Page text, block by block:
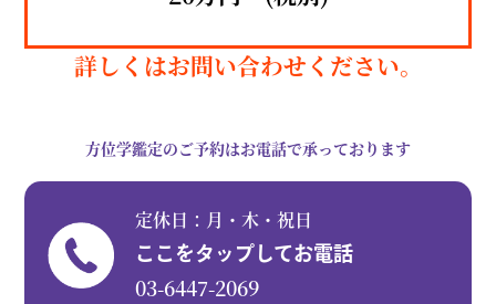
詳しくはお問い合わせください。
方位学鑑定のご予約はお電話で承っております
定休日：月・木・祝日
ここをタップしてお電話
03-6447-2069